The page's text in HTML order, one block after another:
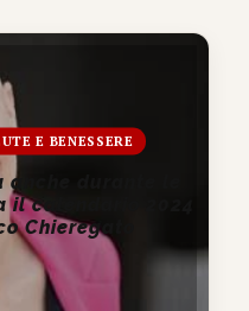
E BENESSERE
durante le
il calendario 2024
Chieregato